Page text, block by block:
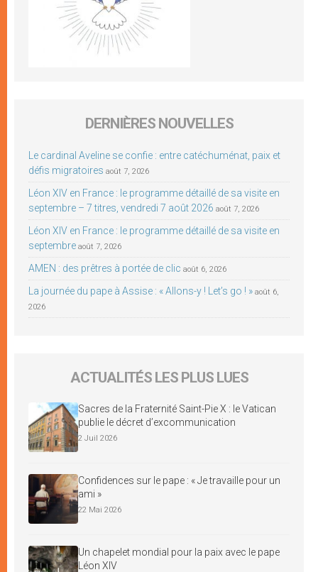
DERNIÈRES NOUVELLES
Le cardinal Aveline se confie : entre catéchuménat, paix et
défis migratoires août 7, 2026
Léon XIV en France : le programme détaillé de sa visite en
septembre – 7 titres, vendredi 7 août 2026 août 7, 2026
Léon XIV en France : le programme détaillé de sa visite en
septembre août 7, 2026
AMEN : des prêtres à portée de clic août 6, 2026
La journée du pape à Assise : « Allons-y ! Let’s go ! » août 6,
2026
ACTUALITÉS LES PLUS LUES
Sacres de la Fraternité Saint-Pie X : le Vatican
publie le décret d’excommunication
2 Juil 2026
Confidences sur le pape : « Je travaille pour un
ami »
22 Mai 2026
Un chapelet mondial pour la paix avec le pape
Léon XIV